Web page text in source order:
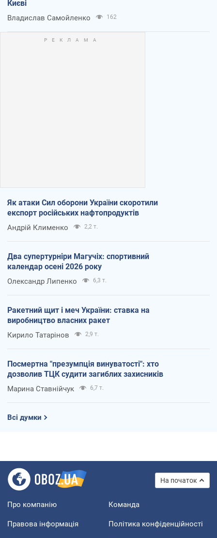
Києві
Владислав Самойленко 162
Як атаки Сил оборони України скоротили
експорт російських нафтопродуктів
Андрій Клименко 2,2 т.
Два супертурніри Магучіх: спортивний
календар осені 2026 року
Олександр Липенко 6,3 т.
Ракетний щит і меч України: ставка на
виробництво власних ракет
Кирило Татарінов 2,9 т.
Посмертна "презумпція винуватості": хто
дозволив ТЦК судити загиблих захисників
Марина Ставнійчук 6,7 т.
Всі думки
На початок
Про компанію Команда
Правова інформація Політика конфіденційності